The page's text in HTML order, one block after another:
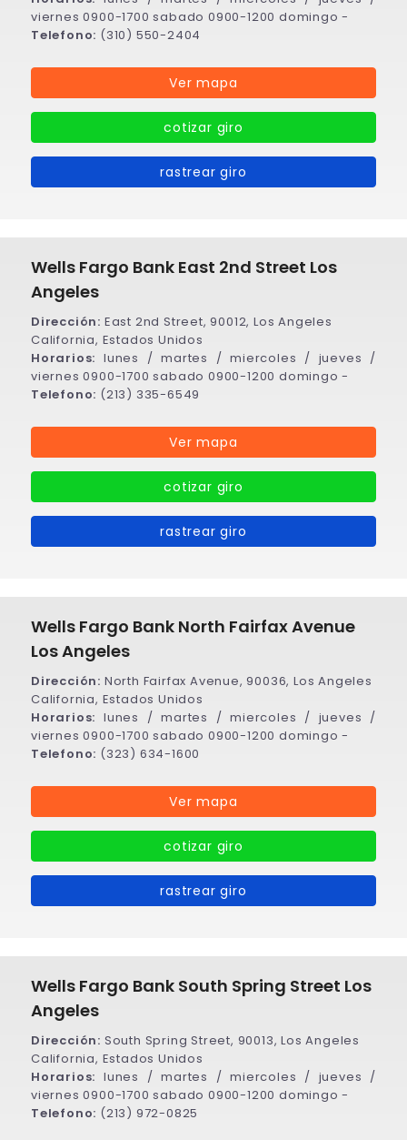
viernes 0900-1700 sabado 0900-1200 domingo -
Telefono: (310) 550-2404
Ver mapa
cotizar giro
rastrear giro
Wells Fargo Bank East 2nd Street Los
Angeles
Dirección: East 2nd Street, 90012, Los Angeles
California, Estados Unidos
Horarios: lunes / martes / miercoles / jueves /
viernes 0900-1700 sabado 0900-1200 domingo -
Telefono: (213) 335-6549
Ver mapa
cotizar giro
rastrear giro
Wells Fargo Bank North Fairfax Avenue
Los Angeles
Dirección: North Fairfax Avenue, 90036, Los Angeles
California, Estados Unidos
Horarios: lunes / martes / miercoles / jueves /
viernes 0900-1700 sabado 0900-1200 domingo -
Telefono: (323) 634-1600
Ver mapa
cotizar giro
rastrear giro
Wells Fargo Bank South Spring Street Los
Angeles
Dirección: South Spring Street, 90013, Los Angeles
California, Estados Unidos
Horarios: lunes / martes / miercoles / jueves /
viernes 0900-1700 sabado 0900-1200 domingo -
Telefono: (213) 972-0825